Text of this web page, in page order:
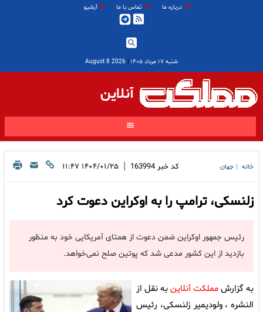
درباره ما تماس با ما آرشیو
شنبه ۱۷ مرداد ۱۴۰۵ |
2026 August 8
آنلاین
خانه جهان کد خبر 163994
| ۱۴۰۴/۰۱/۲۵ ۱۱:۴۷
زلنسکی، ترامپ را به اوکراین دعوت کرد
رئیس جمهور اوکراین ضمن دعوت از همتای آمریکایی خود به منظور
بازدید از این کشور مدعی شد که پوتین صلح نمی‌خواهد.
به گزارشمملکت آنلاینبه نقل از
النشره ، ولودیمیر زلنسکی، رئیس